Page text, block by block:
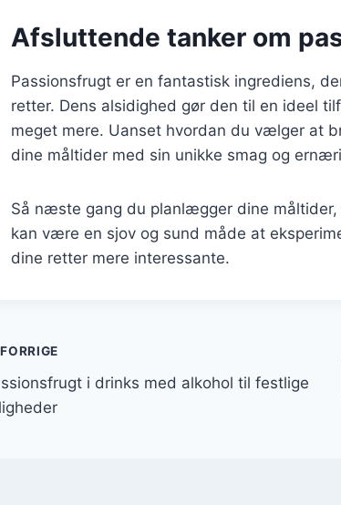
Afsluttende tanker om
Passionsfrugt er en fantastisk ingrediens,
retter. Dens alsidighed gør den til en ideel
meget mere. Uanset hvordan du vælger at
dine måltider med sin unikke smag og
Så næste gang du planlægger dine
kan være en sjov og sund måde at
dine retter mere interessante.
FORRIGE
i drinks med alkohol til festlige